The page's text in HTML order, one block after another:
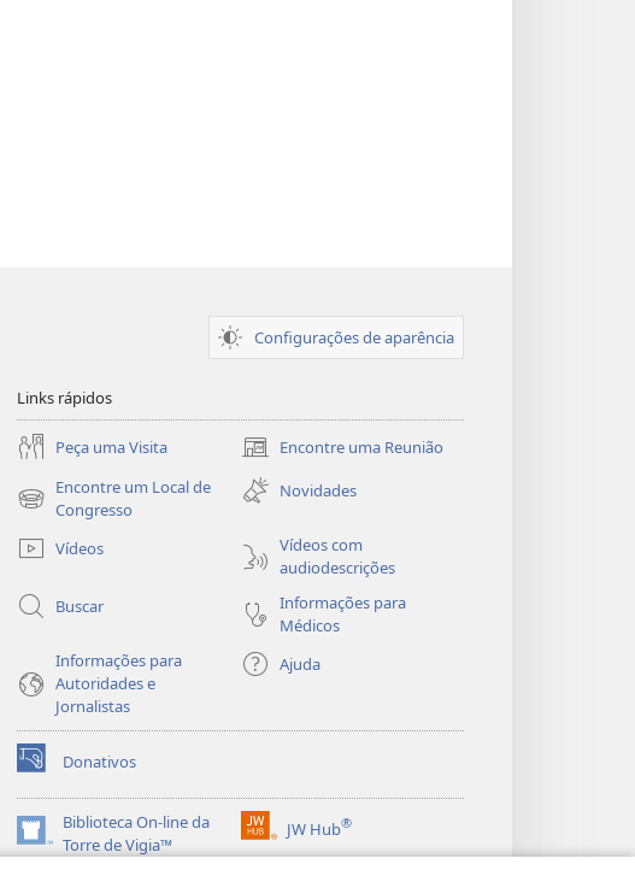
Configurações de aparência
Links rápidos
Peça uma Visita Encontre uma Reunião
(abre
nova
janela)
Encontre um Local de
Congresso
(abre
janela)
Novidades
Vídeos
Vídeos com
audiodescrições
Buscar
Informações para
Médicos
Informações para
Autoridades e
Jornalistas
Ajuda
Donativos
(abre
nova
janela) Biblioteca On-line da
Torre de Vigia™
(abre
JW Hub®
(abre
nova